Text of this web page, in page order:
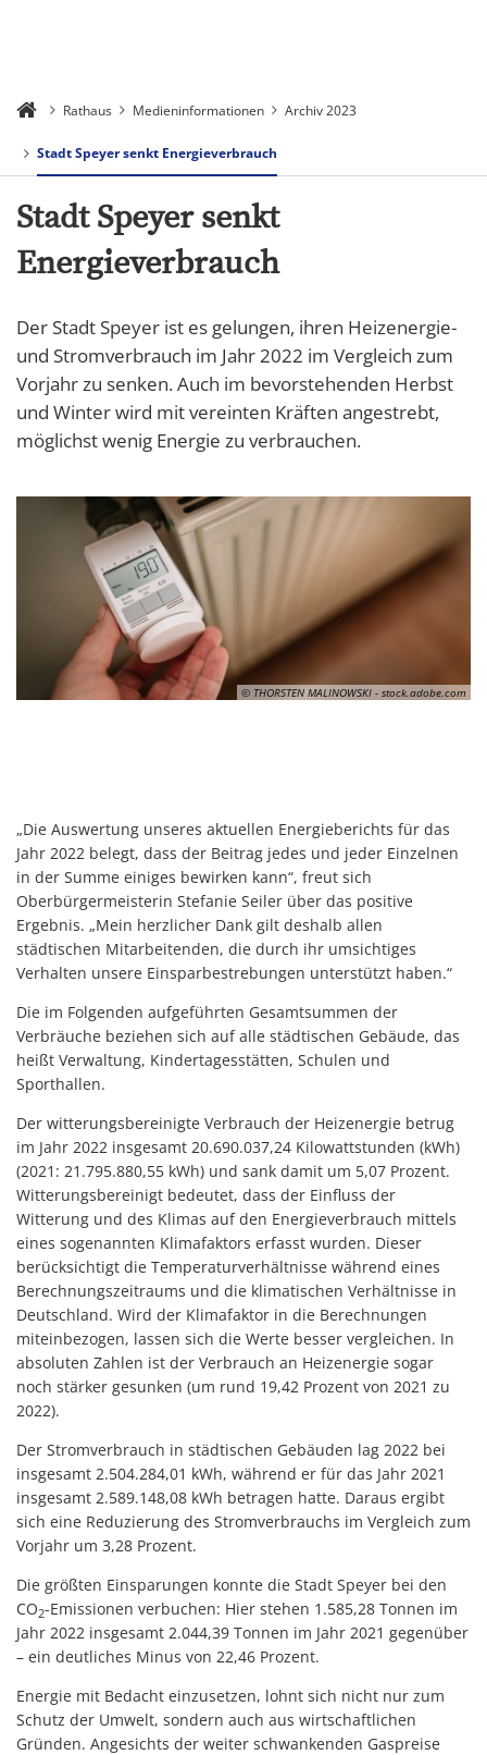
Rathaus Medieninformationen Archiv 2023
Stadt Speyer senkt Energieverbrauch
Stadt Speyer senkt
Energieverbrauch
Der Stadt Speyer ist es gelungen, ihren Heizenergie-
und Stromverbrauch im Jahr 2022 im Vergleich zum
Vorjahr zu senken. Auch im bevorstehenden Herbst
und Winter wird mit vereinten Kräften angestrebt,
möglichst wenig Energie zu verbrauchen.
© THORSTEN MALINOWSKI - stock.adobe.com
„Die Auswertung unseres aktuellen Energieberichts für das
Jahr 2022 belegt, dass der Beitrag jedes und jeder Einzelnen
in der Summe einiges bewirken kann“, freut sich
Oberbürgermeisterin Stefanie Seiler über das positive
Ergebnis. „Mein herzlicher Dank gilt deshalb allen
städtischen Mitarbeitenden, die durch ihr umsichtiges
Verhalten unsere Einsparbestrebungen unterstützt haben.“
Die im Folgenden aufgeführten Gesamtsummen der
Verbräuche beziehen sich auf alle städtischen Gebäude, das
heißt Verwaltung, Kindertagesstätten, Schulen und
Sporthallen.
Der witterungsbereinigte Verbrauch der Heizenergie betrug
im Jahr 2022 insgesamt 20.690.037,24 Kilowattstunden (kWh)
(2021: 21.795.880,55 kWh) und sank damit um 5,07 Prozent.
Witterungsbereinigt bedeutet, dass der Einfluss der
Witterung und des Klimas auf den Energieverbrauch mittels
eines sogenannten Klimafaktors erfasst wurden. Dieser
berücksichtigt die Temperaturverhältnisse während eines
Berechnungszeitraums und die klimatischen Verhältnisse in
Deutschland. Wird der Klimafaktor in die Berechnungen
miteinbezogen, lassen sich die Werte besser vergleichen. In
absoluten Zahlen ist der Verbrauch an Heizenergie sogar
noch stärker gesunken (um rund 19,42 Prozent von 2021 zu
2022).
Der Stromverbrauch in städtischen Gebäuden lag 2022 bei
insgesamt 2.504.284,01 kWh, während er für das Jahr 2021
insgesamt 2.589.148,08 kWh betragen hatte. Daraus ergibt
sich eine Reduzierung des Stromverbrauchs im Vergleich zum
Vorjahr um 3,28 Prozent.
Die größten Einsparungen konnte die Stadt Speyer bei den
CO2-Emissionen verbuchen: Hier stehen 1.585,28 Tonnen im
Jahr 2022 insgesamt 2.044,39 Tonnen im Jahr 2021 gegenüber
– ein deutliches Minus von 22,46 Prozent.
Energie mit Bedacht einzusetzen, lohnt sich nicht nur zum
Schutz der Umwelt, sondern auch aus wirtschaftlichen
Gründen. Angesichts der weiter schwankenden Gaspreise